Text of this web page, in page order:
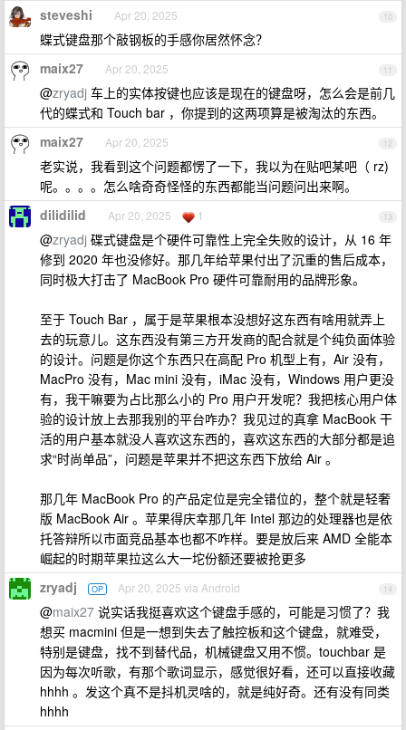
10
steveshi Apr 20, 2025
蝶式键盘那个敲钢板的手感你居然怀念？
11
maix27 Apr 20, 2025
@zryadj 车上的实体按键也应该是现在的键盘呀，怎么会是前几
代的蝶式和 Touch bar ，你提到的这两项算是被淘汰的东西。
12
maix27 Apr 20, 2025
老实说，我看到这个问题都愣了一下，我以为在贴吧某吧（ rz)
呢。。。。怎么啥奇奇怪怪的东西都能当问题问出来啊。
13
dilidilid Apr 20, 2025 1
@zryadj 碟式键盘是个硬件可靠性上完全失败的设计，从 16 年
修到 2020 年也没修好。那几年给苹果付出了沉重的售后成本，
同时极大打击了 MacBook Pro 硬件可靠耐用的品牌形象。
至于 Touch Bar ，属于是苹果根本没想好这东西有啥用就弄上
去的玩意儿。这东西没有第三方开发商的配合就是个纯负面体验
的设计。问题是你这个东西只在高配 Pro 机型上有，Air 没有，
MacPro 没有，Mac mini 没有，iMac 没有，Windows 用户更没
有，我干嘛要为占比那么小的 Pro 用户开发呢？我把核心用户体
验的设计放上去那我别的平台咋办？我见过的真拿 MacBook 干
活的用户基本就没人喜欢这东西的，喜欢这东西的大部分都是追
求“时尚单品”，问题是苹果并不把这东西下放给 Air 。
那几年 MacBook Pro 的产品定位是完全错位的，整个就是轻奢
版 MacBook Air 。苹果得庆幸那几年 Intel 那边的处理器也是依
托答辩所以市面竞品基本也都不咋样。要是放后来 AMD 全能本
崛起的时期苹果拉这么大一坨份额还要被抢更多
14
zryadj OP Apr 20, 2025 via Android
@maix27 说实话我挺喜欢这个键盘手感的，可能是习惯了？我
想买 macmini 但是一想到失去了触控板和这个键盘，就难受，
特别是键盘，找不到替代品，机械键盘又用不惯。touchbar 是
因为每次听歌，有那个歌词显示，感觉很好看，还可以直接收藏
hhhh 。发这个真不是抖机灵啥的，就是纯好奇。还有没有同类
hhhh